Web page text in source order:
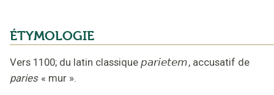
ÉTYMOLOGIE
Vers 1100; du latin classique parietem, accusatif de
paries « mur ».